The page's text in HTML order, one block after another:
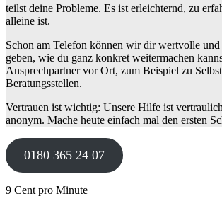
teilst deine Probleme. Es ist erleichternd, zu
alleine ist.
Schon am Telefon können wir dir wertvolle
geben, wie du ganz konkret weitermachen
Ansprechpartner vor Ort, zum Beispiel zu
Beratungsstellen.
Vertrauen ist wichtig: Unsere Hilfe ist
anonym. Mache heute einfach mal den ersten
0180 365 24 07
9 Cent pro Minute